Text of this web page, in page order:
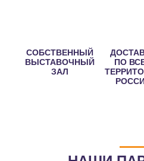
СОБСТВЕННЫЙ
ВЫСТАВОЧНЫЙ
ЗАЛ
ПО